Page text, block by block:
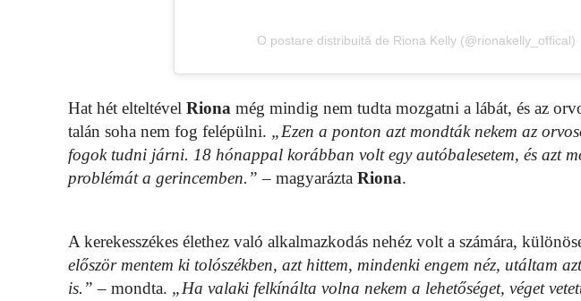
O postare distribuită de Riona Kelly (@rionakelly_offical)
Hat hét elteltével Riona még mindig nem tudta mozgatni a lábát, és az
talán soha nem fog felépülni. „Ezen a ponton azt mondták nekem az
fogok tudni járni. 18 hónappal korábban volt egy autóbalesetem, és azt
problémát a gerincemben.” – magyarázta Riona.
A kerekesszékes élethez való alkalmazkodás nehéz volt a számára,
először mentem ki tolószékben, azt hittem, mindenki engem néz, utáltam
is.” – mondta. „Ha valaki felkínálta volna nekem a lehetőséget, véget